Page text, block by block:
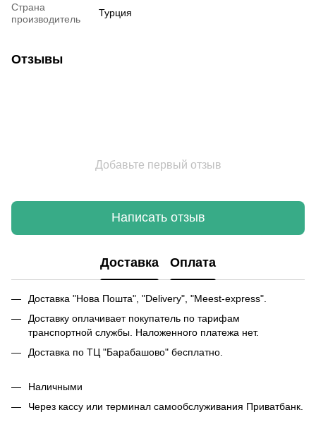
Страна
производитель
Турция
Отзывы
Добавьте первый отзыв
Написать отзыв
Доставка Оплата
Доставка "Нова Пошта", "Delivery", "Meest-express".
Доставку оплачивает покупатель по тарифам
транспортной службы. Наложенного платежа нет.
Доставка по ТЦ "Барабашово" бесплатно.
Наличными
Через кассу или терминал самообслуживания Приватбанк.